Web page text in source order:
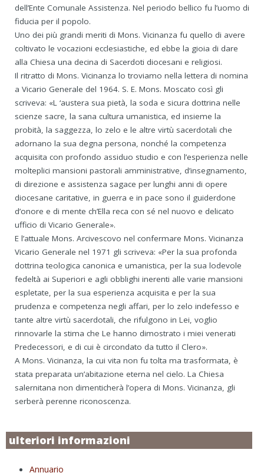
dell’Ente Comunale Assistenza. Nel periodo bellico fu l’uomo di
fiducia per il popolo.
Uno dei più grandi meriti di Mons. Vicinanza fu quello di avere
coltivato le vocazioni ecclesiastiche, ed ebbe la gioia di dare
alla Chiesa una decina di Sacerdoti diocesani e religiosi.
Il ritratto di Mons. Vicinanza lo troviamo nella lettera di nomina
a Vicario Generale del 1964. S. E. Mons. Moscato così gli
scriveva: «L ‘austera sua pietà, la soda e sicura dottrina nelle
scienze sacre, la sana cultura umanistica, ed insieme la
probità, la saggezza, lo zelo e le altre virtù sacerdotali che
adornano la sua degna persona, nonché la competenza
acquisita con profondo assiduo studio e con l’esperienza nelle
molteplici mansioni pastorali amministrative, d’insegnamento,
di direzione e assistenza sagace per lunghi anni di opere
diocesane caritative, in guerra e in pace sono il guiderdone
d’onore e di mente ch’Ella reca con sé nel nuovo e delicato
ufficio di Vicario Generale».
E l’attuale Mons. Arcivescovo nel confermare Mons. Vicinanza
Vicario Generale nel 1971 gli scriveva: «Per la sua profonda
dottrina teologica canonica e umanistica, per la sua lodevole
fedeltà ai Superiori e agli obblighi inerenti alle varie mansioni
espletate, per la sua esperienza acquisita e per la sua
prudenza e competenza negli affari, per lo zelo indefesso e
tante altre virtù sacerdotali, che rifulgono in Lei, voglio
rinnovarle la stima che Le hanno dimostrato i miei venerati
Predecessori, e di cui è circondato da tutto il Clero».
A Mons. Vicinanza, la cui vita non fu tolta ma trasformata, è
stata preparata un’abitazione eterna nel cielo. La Chiesa
salernitana non dimenticherà l’opera di Mons. Vicinanza, gli
serberà perenne riconoscenza.
ulteriori informazioni
Annuario